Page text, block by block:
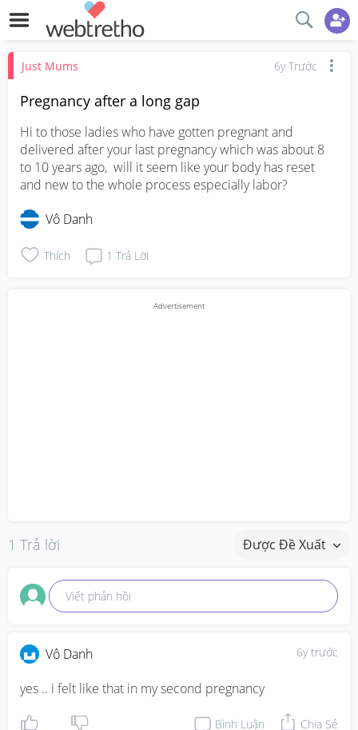
Just Mums 6y Trước
Pregnancy after a long gap
Hi to those ladies who have gotten pregnant and
delivered after your last pregnancy which was about 8
to 10 years ago,  will it seem like your body has reset
and new to the whole process especially labor?
Vô Danh
Thích 1 Trả Lời
1 Trả lời Được Đề Xuất
Viết phản hồi
6y trước
Vô Danh
yes .. i felt like that in my second pregnancy
Bình Luận Chia Sẻ